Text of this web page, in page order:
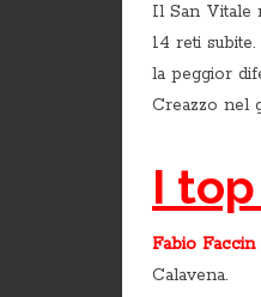
Il San Vitale
14 reti
la peggior
Creazzo nel
I
Fabio Faccin
Calavena.